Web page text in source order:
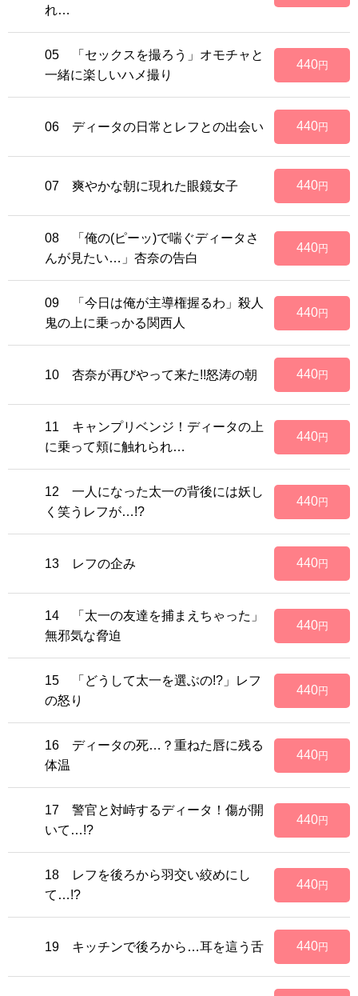
れ…
05 「セックスを撮ろう」オモチャと
一緒に楽しいハメ撮り
440円
06 ディータの日常とレフとの出会い 440円
07 爽やかな朝に現れた眼鏡女子 440円
08 「俺の(ピーッ)で喘ぐディータさ
んが見たい…」杏奈の告白
440円
09 「今日は俺が主導権握るわ」殺人
鬼の上に乗っかる関西人
440円
10 杏奈が再びやって来た!!怒涛の朝 440円
11 キャンプリベンジ！ディータの上
に乗って頬に触れられ…
440円
12 一人になった太一の背後には妖し
く笑うレフが…!?
440円
13 レフの企み 440円
14 「太一の友達を捕まえちゃった」
無邪気な脅迫
440円
15 「どうして太一を選ぶの!?」レフ
の怒り
440円
16 ディータの死…？重ねた唇に残る
体温
440円
17 警官と対峙するディータ！傷が開
いて…!?
440円
18 レフを後ろから羽交い絞めにし
て…!?
440円
19 キッチンで後ろから…耳を這う舌 440円